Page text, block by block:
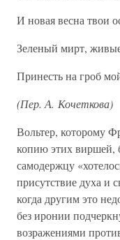
И новая весна твои
Зеленый мирт,
Принесть на гроб
(Пер. А. Кочеткова)
Вольтер, которому
копию этих виршей,
самодержцу
присутствие духа и
когда другим это
без иронии
возражениями